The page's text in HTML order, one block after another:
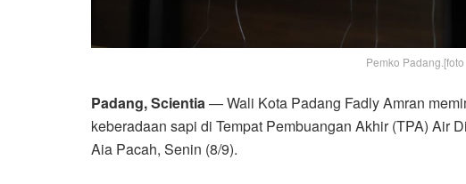
Pemko Padang.[foto
Padang, Scientia— Wali Kota Padang Fadly Amran
keberadaan sapi di Tempat Pembuangan Akhir (TPA) Air
Aia Pacah, Senin (8/9).